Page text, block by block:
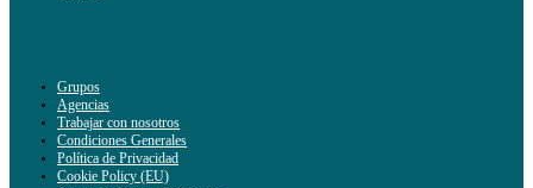
Grupos
Agencias
Trabajar con nosotros
Condiciones Generales
Política de Privacidad
Cookie Policy (EU)